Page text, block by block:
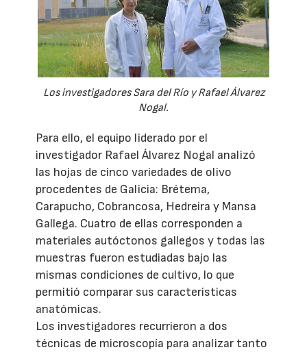
Los investigadores Sara del Río y Rafael Álvarez
Nogal.
Para ello, el equipo liderado por el
investigador Rafael Álvarez Nogal analizó
las hojas de cinco variedades de olivo
procedentes de Galicia: Brétema,
Carapucho, Cobrancosa, Hedreira y Mansa
Gallega. Cuatro de ellas corresponden a
materiales autóctonos gallegos y todas las
muestras fueron estudiadas bajo las
mismas condiciones de cultivo, lo que
permitió comparar sus características
anatómicas.
Los investigadores recurrieron a dos
técnicas de microscopía para analizar tanto